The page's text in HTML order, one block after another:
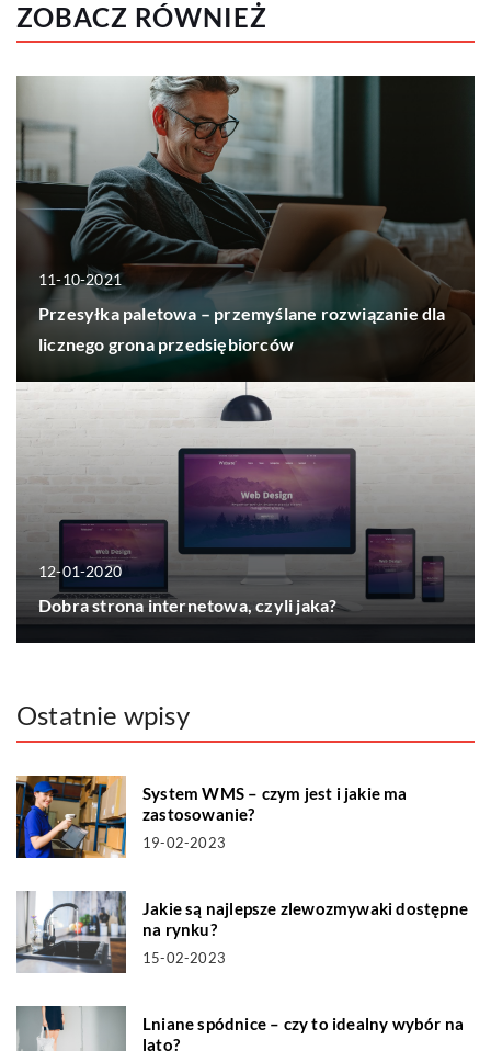
ZOBACZ RÓWNIEŻ
11-10-2021
Przesyłka paletowa – przemyślane rozwiązanie dla
licznego grona przedsiębiorców
12-01-2020
Dobra strona internetowa, czyli jaka?
Ostatnie wpisy
System WMS – czym jest i jakie ma
zastosowanie?
19-02-2023
Jakie są najlepsze zlewozmywaki dostępne
na rynku?
15-02-2023
Lniane spódnice – czy to idealny wybór na
lato?